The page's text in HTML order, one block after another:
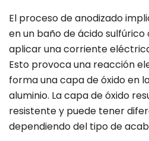
El proceso de anodizado
en un baño de ácido
aplicar una corriente
Esto provoca una reacción
forma una capa de óxido en
aluminio. La capa de óxido
resistente y puede tener
dependiendo del tipo de